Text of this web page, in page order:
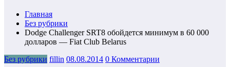
Главная
Без рубрики
Dodge Challenger SRT8 обойдется минимум в 60 000
долларов — Fiat Club Belarus
Без рубрики fillin 08.08.2014 0 Комментарии